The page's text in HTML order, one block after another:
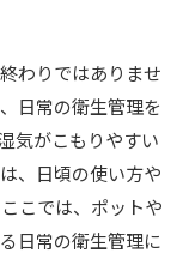
わりではありませ
日常の衛生管理を
気がこもりやすい
、日頃の使い方や
こでは、ポットや
日常の衛生管理に